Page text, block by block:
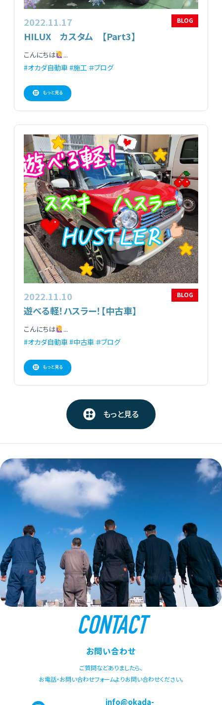
2022.11.17 BLOG
HILUX カスタム 【Part3】
こんにちは
...
#オカダ自動車 #施工 ＃ブログ
もっと見る
2022.11.10 BLOG
遊べる軽！ハスラー！【中古車】
こんにちは
...
#オカダ自動車 #中古車 ＃ブログ
もっと見る
もっと見る
CONTACT
お問い合わせ
ご質問などありましたら、
お電話・お問い合わせフォームよりお問い合わせください。
info@okada-